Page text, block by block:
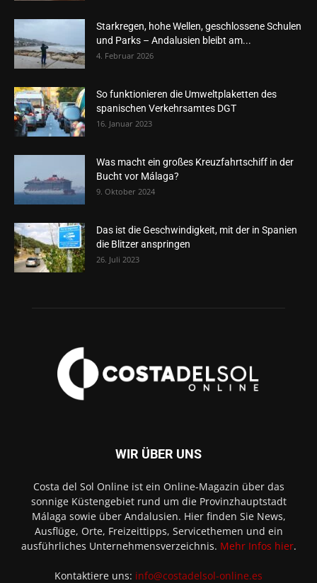
Starkregen, hohe Wellen, geschlossene Schulen
und Parks – Andalusien bleibt am...
4. Februar 2026
So funktionieren die Umweltplaketten des
spanischen Verkehrsamtes DGT
16. Januar 2023
Was macht ein großes Kreuzfahrtschiff in der
Bucht vor Málaga?
9. Oktober 2024
Das ist die Geschwindigkeit, mit der in Spanien
die Blitzer anspringen
26. Juli 2023
WIR ÜBER UNS
Costa del Sol Online ist ein Online-Magazin über das
sonnige Küstengebiet rund um die Provinzhauptstadt
Málaga sowie über Andalusien. Hier finden Sie News,
Ausflüge, Orte, Freizeittipps, Servicethemen und ein
ausführliches Unternehmensverzeichnis. Mehr Infos hier.
Kontaktiere uns: info@costadelsol-online.es